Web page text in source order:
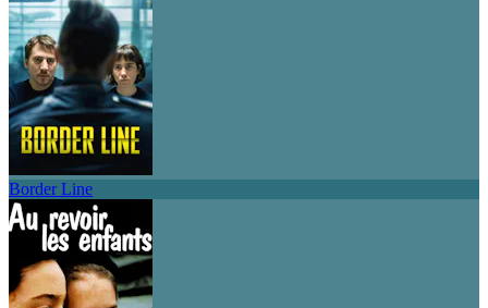
Border Line